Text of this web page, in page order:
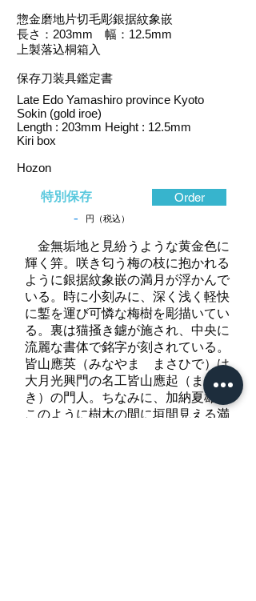
惣金磨地片切毛彫銀据紋象嵌
長さ：203mm 幅：12.5mm
上製落込桐箱入
保存刀装具鑑定書
Late Edo Yamashiro province Kyoto
Sokin (gold iroe)
Length : 203mm Height : 12.5mm
Kiri box
Hozon
特別保存
- 円（税込）
Order
金無垢地と見紛うような黄金色に
輝く笄。咲き匂う梅の枝に抱かれる
ように銀据紋象嵌の満月が浮かんで
いる。時に小刻みに、深く浅く軽快
に鏨を運び可憐な梅樹を彫描いてい
る。裏は猫掻き鑢が施され、中央に
流麗な書体で銘字が刻されている。
皆山應英（みなやま まさひで）は
大月光興門の名工皆山應起（まさお
き）の門人。ちなみに、加納夏雄は
このように樹木の間に垣間見える満